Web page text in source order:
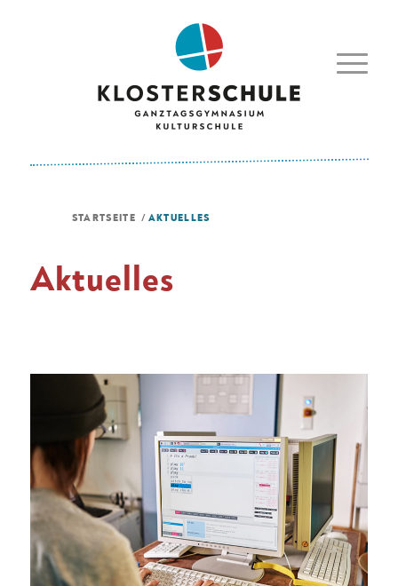
STARTSEITE / AKTUELLES
Aktuelles